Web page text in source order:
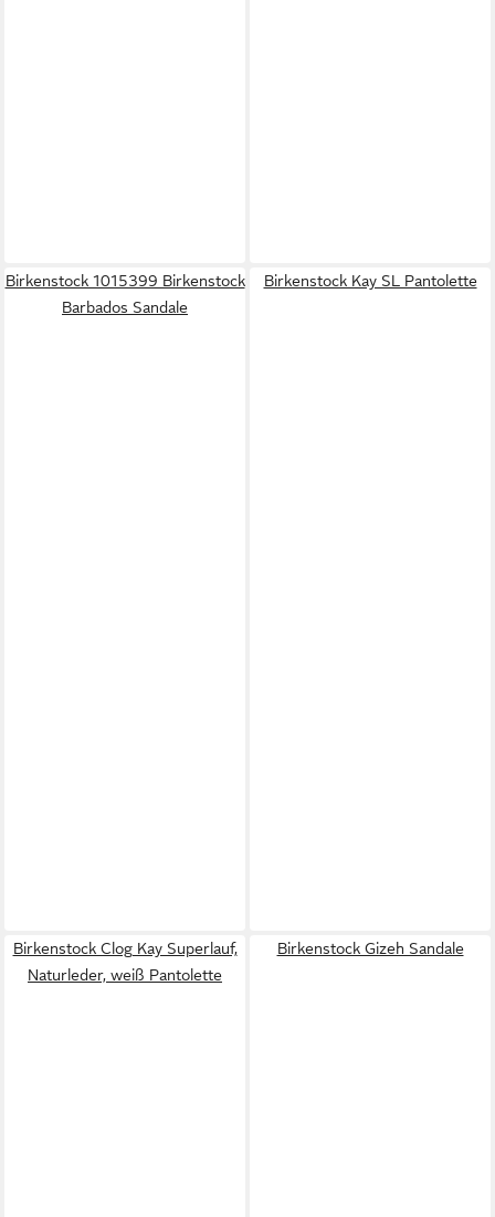
Birkenstock 1015399 Birkenstock
Barbados Sandale
Birkenstock Kay SL Pantolette
Birkenstock Clog Kay Superlauf,
Naturleder, weiß Pantolette
Birkenstock Gizeh Sandale